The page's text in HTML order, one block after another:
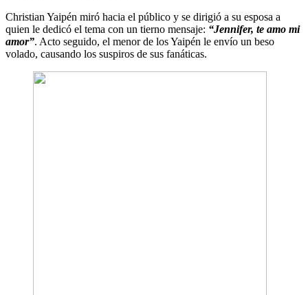
Christian Yaipén miró hacia el público y se dirigió a su esposa a
quien le dedicó el tema con un tierno mensaje: “Jennifer, te amo mi
amor”. Acto seguido, el menor de los Yaipén le envío un beso
volado, causando los suspiros de sus fanáticas.